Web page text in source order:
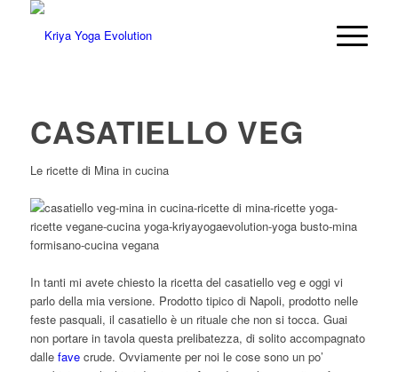
CASATIELLO VEG
Le ricette di Mina in cucina
In tanti mi avete chiesto la ricetta del casatiello veg e oggi vi
parlo della mia versione. Prodotto tipico di Napoli, prodotto nelle
feste pasquali, il casatiello è un rituale che non si tocca. Guai
non portare in tavola questa prelibatezza, di solito accompagnato
dalle favecrude. Ovviamente per noi le cose sono un po’